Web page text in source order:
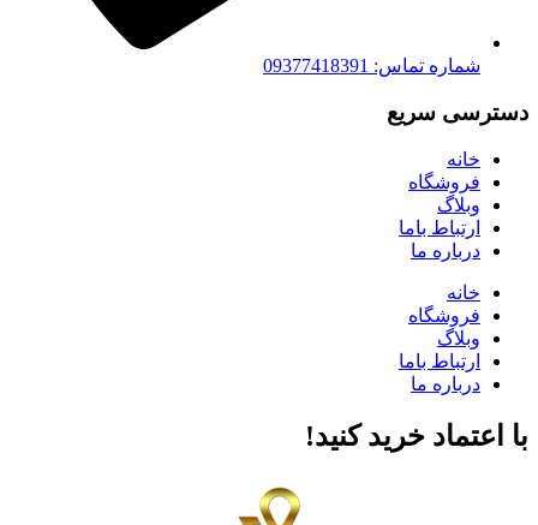
شماره تماس: 09377418391
دسترسی سریع
خانه
فروشگاه
وبلاگ
ارتباط باما
درباره ما
خانه
فروشگاه
وبلاگ
ارتباط باما
درباره ما
با اعتماد خرید کنید‌!